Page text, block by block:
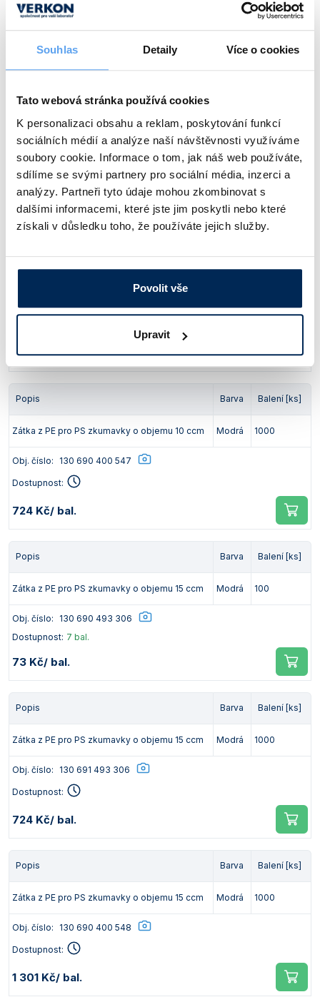
Souhlas Detaily Více o cookies
Tato webová stránka používá cookies
K personalizaci obsahu a reklam, poskytování funkcí
sociálních médií a analýze naší návštěvnosti využíváme
soubory cookie. Informace o tom, jak náš web používáte,
sdílíme se svými partnery pro sociální média, inzerci a
analýzy. Partneři tyto údaje mohou zkombinovat s
dalšími informacemi, které jste jim poskytli nebo které
získali v důsledku toho, že používáte jejich služby.
Povolit vše
Upravit
Zátka z PE pro PS zkumavky o objemu 4 nebo
5 ccm
Obj. číslo: 130 690 400 983
Dostupnost:
589 Kč/ bal.
Zátka z PE pro PS zkumavky o objemu 10 ccm Modrá 1000
724 Kč/ bal.
Popis Barva Balení [ks]
Zátka z PE pro PS zkumavky o objemu 10 ccm Modrá 1000
Obj. číslo: 130 690 400 547
Dostupnost:
724 Kč/ bal.
Popis Barva Balení [ks]
Zátka z PE pro PS zkumavky o objemu 15 ccm Modrá 100
Obj. číslo:
130 690 493 306
Dostupnost: 7 bal.
73 Kč/ bal.
Popis Barva Balení [ks]
Zátka z PE pro PS zkumavky o objemu 15 ccm Modrá 1000
Obj. číslo: 130 691 493 306
Dostupnost:
724 Kč/ bal.
Popis Barva Balení [ks]
Zátka z PE pro PS zkumavky o objemu 15 ccm Modrá 1000
Obj. číslo: 130 690 400 548
Dostupnost:
1 301 Kč/ bal.